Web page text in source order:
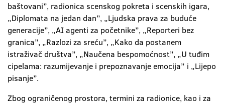
baštovani”, radionica scenskog pokreta i scenskih igara,
„Diplomata na jedan dan”, „Ljudska prava za buduće
generacije”, „AI agenti za početnike”, „Reporteri bez
granica”, „Razlozi za sreću”, „Kako da postanem
istraživač društva”, „Naučena bespomoćnost”, „U tuđim
cipelama: razumijevanje i prepoznavanje emocija” i „Lijepo
pisanje”.
Zbog ograničenog prostora, termini za radionice, kao i za